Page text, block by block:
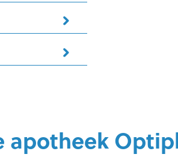
apotheek